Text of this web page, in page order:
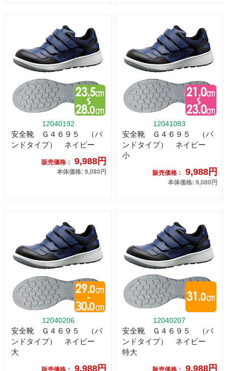
12040192
安全靴 Ｇ４６９５ （バ
ンドタイプ） ネイビー
販売価格： 9,988円
本体価格: 9,080円
12041083
安全靴 Ｇ４６９５ （バ
ンドタイプ） ネイビー
小
販売価格： 9,988円
本体価格: 9,080円
12040206
安全靴 Ｇ４６９５ （バ
ンドタイプ） ネイビー
大
販売価格： 9,988円
12040207
安全靴 Ｇ４６９５ （バ
ンドタイプ） ネイビー
特大
販売価格： 9,988円